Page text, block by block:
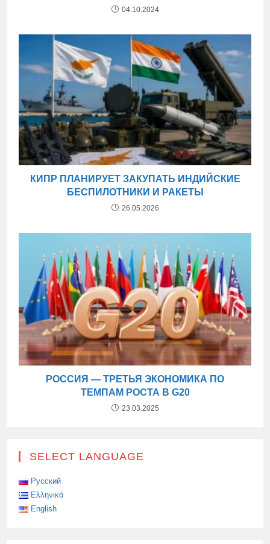
04.10.2024
КИПР ПЛАНИРУЕТ ЗАКУПАТЬ ИНДИЙСКИЕ
БЕСПИЛОТНИКИ И РАКЕТЫ
26.05.2026
РОССИЯ — ТРЕТЬЯ ЭКОНОМИКА ПО
ТЕМПАМ РОСТА В G20
23.03.2025
SELECT LANGUAGE
Русский
Ελληνικά
English